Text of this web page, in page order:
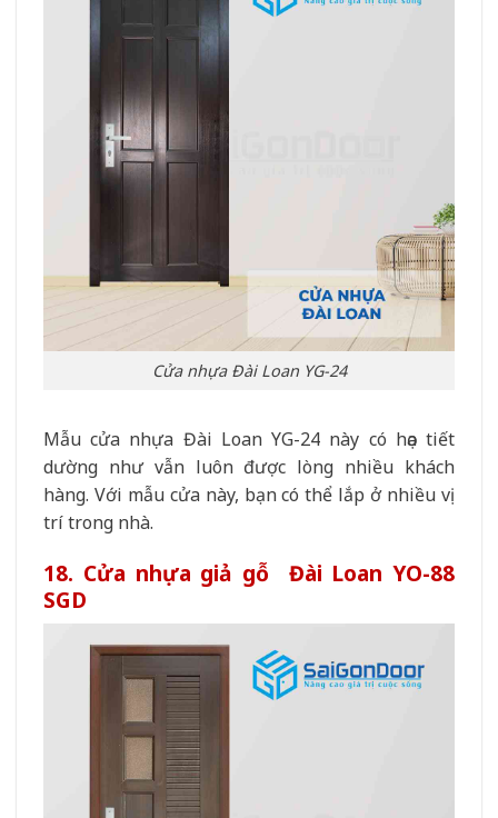
Cửa nhựa Đài Loan YG-24
Mẫu cửa nhựa Đài Loan YG-24 này có họa tiết
dường như vẫn luôn được lòng nhiều khách
hàng. Với mẫu cửa này, bạn có thể lắp ở nhiều vị
trí trong nhà.
18. Cửa nhựa giả gỗ Đài Loan YO-88
SGD